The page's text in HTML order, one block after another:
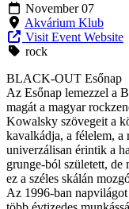
November 07
Akvárium Klub
Visit Event Website
rock
BLACK-OUT Esőnap
Az Esőnap lemezzel a
magát a magyar
Kowalsky szövegeit a
kavalkádja, a félelem,
univerzálisan érintik a
grunge-ból született,
ez a széles skálán
Az 1996-ban